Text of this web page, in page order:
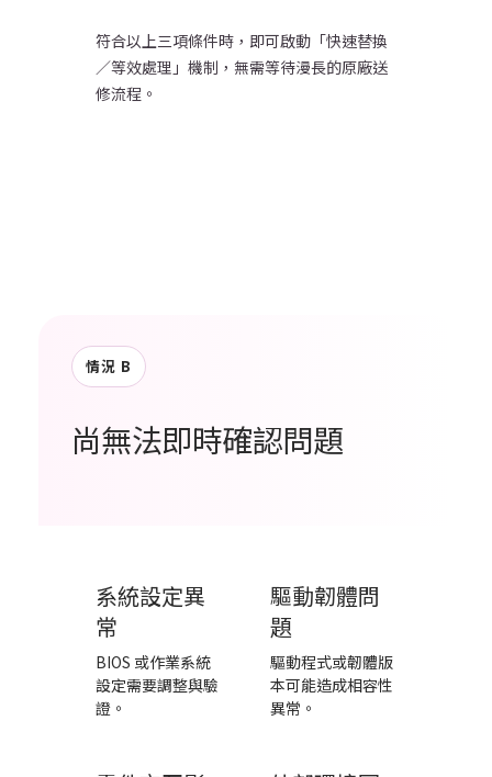
符合以上三項條件時，即可啟動「快速替換
／等效處理」機制，無需等待漫長的原廠送
修流程。
情況 B
尚無法即時確認問題
系統設定異
常
BIOS 或作業系統
設定需要調整與驗
證。
驅動韌體問
題
驅動程式或韌體版
本可能造成相容性
異常。